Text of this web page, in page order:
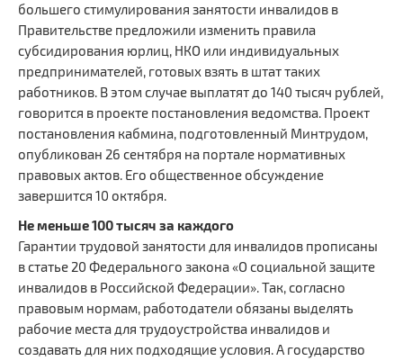
Версия для слабовидящих
Сайт Министерства социального развития
Регистрация
Вход
Главная
большего стимулирования занятости инвалидов в
Правительстве предложили изменить правила
субсидирования юрлиц, НКО или индивидуальных
предпринимателей, готовых взять в штат таких
работников. В этом случае выплатят до 140 тысяч рублей,
говорится в проекте постановления ведомства. Проект
постановления кабмина, подготовленный Минтрудом,
опубликован 26 сентября на портале нормативных
правовых актов. Его общественное обсуждение
завершится 10 октября.
Не меньше 100 тысяч за каждого
Гарантии трудовой занятости для инвалидов прописаны
в статье 20 Федерального закона «О социальной защите
инвалидов в Российской Федерации». Так, согласно
правовым нормам, работодатели обязаны выделять
рабочие места для трудоустройства инвалидов и
создавать для них подходящие условия. А государство